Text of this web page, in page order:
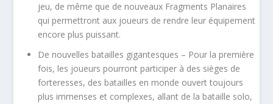
jeu, de même que de nouveaux Fragments Planaires
qui permettront aux joueurs de rendre leur équipement
encore plus puissant.
De nouvelles batailles gigantesques – Pour la première
fois, les joueurs pourront participer à des sièges de
forteresses, des batailles en monde ouvert toujours
plus immenses et complexes, allant de la bataille solo,